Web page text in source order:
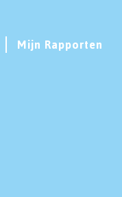
Mijn Rapporten